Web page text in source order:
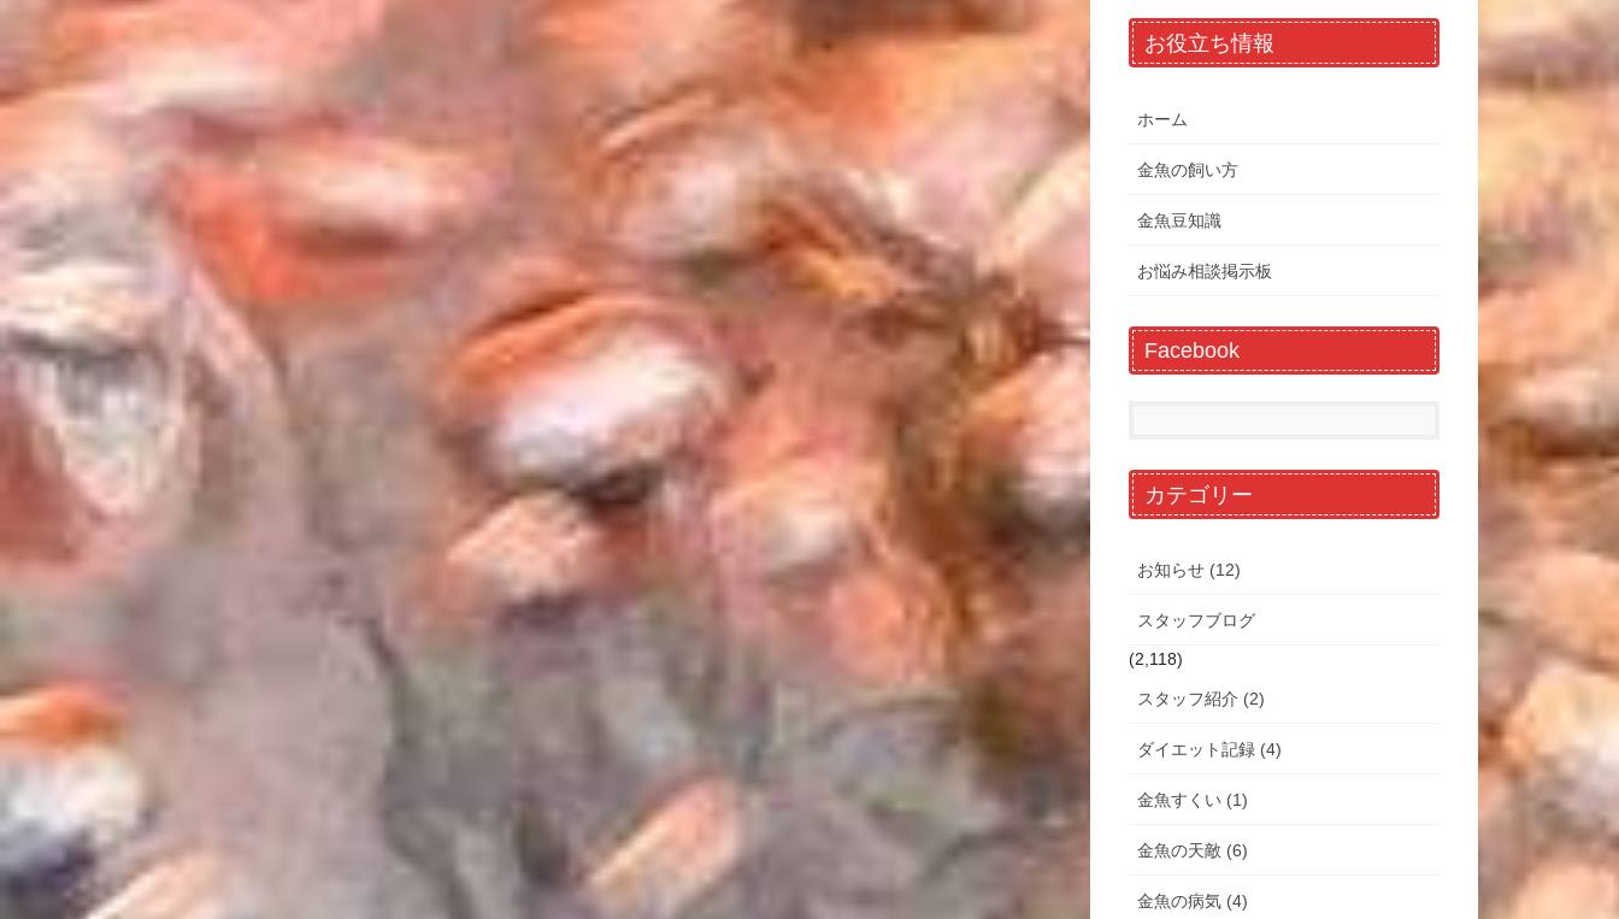
お役立ち情報
ホーム
金魚の飼い方
金魚豆知識
お悩み相談掲示板
Facebook
カテゴリー
お知らせ (12)
スタッフブログ
(2,118)
スタッフ紹介 (2)
ダイエット記録 (4)
金魚すくい (1)
金魚の天敵 (6)
金魚の病気 (4)